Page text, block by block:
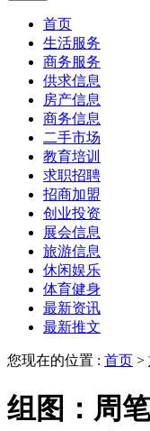
首页
生活服务
商务服务
供求信息
房产信息
商务信息
二手市场
教育培训
求职招聘
招商加盟
创业投资
展会信息
旅游信息
休闲娱乐
体育健身
最新资讯
最新推文
您现在的位置 : 首页 >
组图：周